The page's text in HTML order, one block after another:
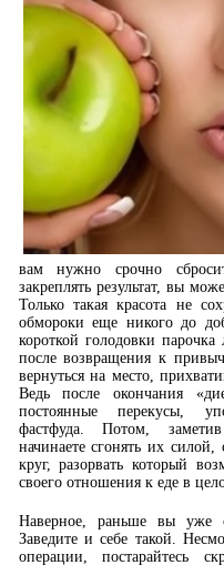
вам нужно срочно
закреплять результат, вы
Только такая красота не
обмороки еще никого до
короткой голодовки
после возвращения к
вернуться на место,
Ведь после окончания
постоянные перекусы,
фастфуда. Потом,
начинаете сгонять их
круг, разорвать который
своего отношения к еде в
Наверное, раньше вы уже
Заведите и себе такой.
операции, постарайтесь